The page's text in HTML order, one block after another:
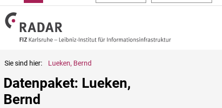
Sie sind hier: Lueken, Bernd
Datenpaket: Lueken,
Bernd